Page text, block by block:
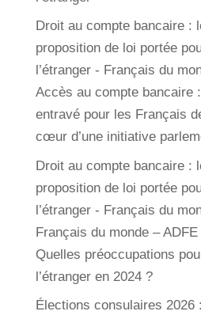
Droit au compte bancaire :
proposition de loi portée
l’étranger - Français du
Accès au compte bancaire
entravé pour les Français
cœur d’une initiative
Droit au compte bancaire :
proposition de loi portée
l’étranger - Français du
Français du monde –
Quelles préoccupations
l’étranger en 2024 ?
Élections consulaires 2026